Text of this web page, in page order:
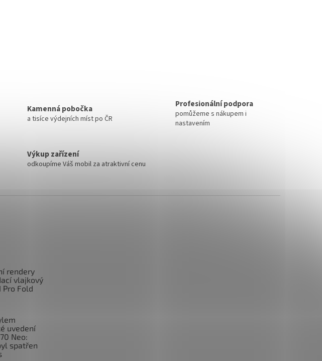
Kamenná pobočka
a tisíce výdejních míst po ČR
Profesionální podpora
pomůžeme s nákupem i
nastavením
Výkup zařízení
odkoupíme Váš mobil za atraktivní cenu
rendery
vlajkový
Pro Fold
uvedení
Neo:
spatřen